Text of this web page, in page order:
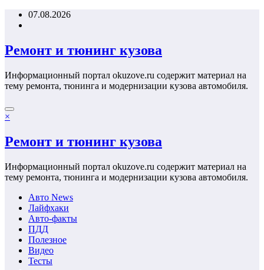
Перейти07.08.2026
Ремонт и тюнинг кузова
Информационный портал okuzove.ru содержит материал на
тему ремонта, тюнинга и модернизации кузова автомобиля.
×
Ремонт и тюнинг кузова
Информационный портал okuzove.ru содержит материал на
тему ремонта, тюнинга и модернизации кузова автомобиля.
Авто News
Лайфхаки
Авто-факты
ПДД
Полезное
Видео
Тесты